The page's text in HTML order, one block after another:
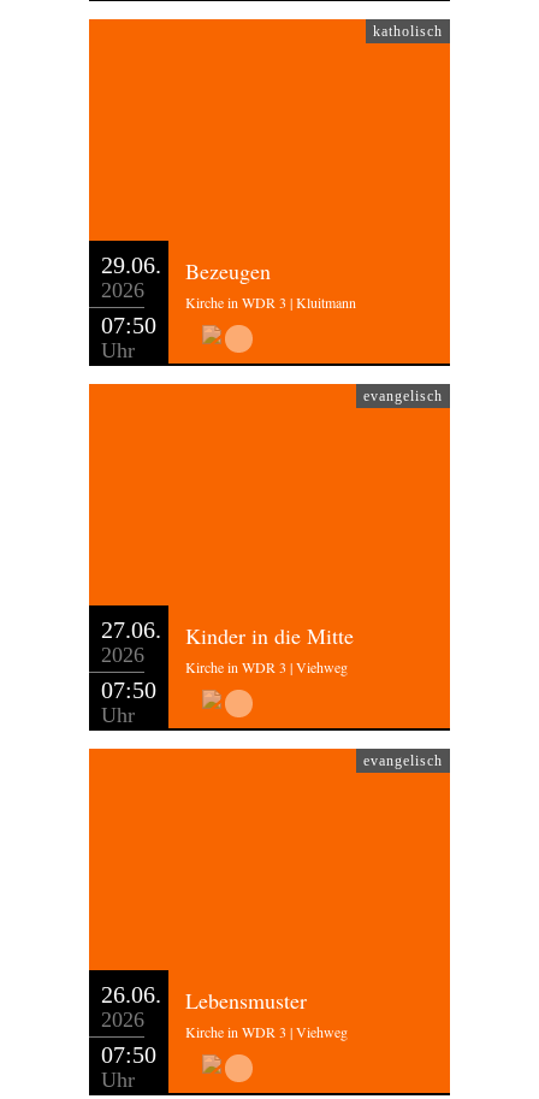
katholisch
29.06.
2026
07:50
Uhr
Bezeugen
Kirche in WDR 3 | Kluitmann
evangelisch
27.06.
2026
07:50
Uhr
Kinder in die Mitte
Kirche in WDR 3 | Viehweg
evangelisch
26.06.
2026
07:50
Uhr
Lebensmuster
Kirche in WDR 3 | Viehweg